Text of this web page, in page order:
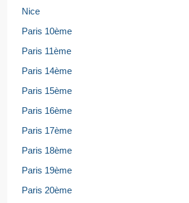
Nice
Paris 10ème
Paris 11ème
Paris 14ème
Paris 15ème
Paris 16ème
Paris 17ème
Paris 18ème
Paris 19ème
Paris 20ème